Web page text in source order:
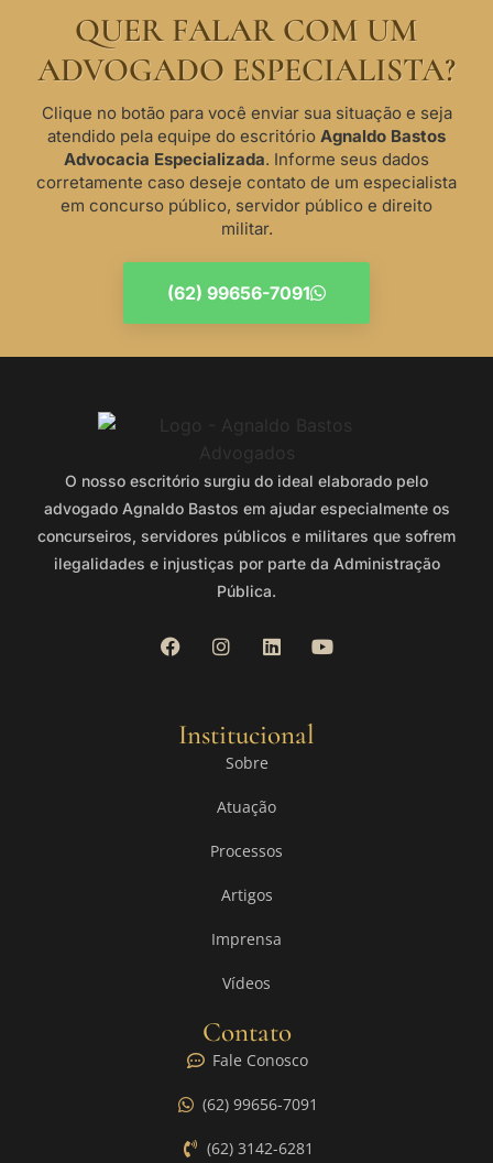
QUER FALAR COM UM
ADVOGADO ESPECIALISTA?
Clique no botão para você enviar sua situação e seja
atendido pela equipe do escritório Agnaldo Bastos
Advocacia Especializada. Informe seus dados
corretamente caso deseje contato de um especialista
em concurso público, servidor público e direito
militar.
(62) 99656-7091
O nosso escritório surgiu do ideal elaborado pelo
advogado Agnaldo Bastos em ajudar especialmente os
concurseiros, servidores públicos e militares que sofrem
ilegalidades e injustiças por parte da Administração
Pública.
Institucional
Sobre
Atuação
Processos
Artigos
Imprensa
Vídeos
Contato
Fale Conosco
(62) 99656-7091
(62) 3142-6281